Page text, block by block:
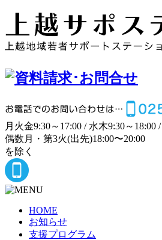
月 火金9:30～17:00 / 水木9:30～18:00 /
偶数月・第3火(出先)18:00〜20:00
を除く
HOME
お知らせ
支援プログラム